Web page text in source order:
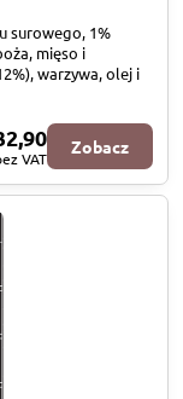
surowego, 1%
mięso i
warzywa, olej i
VAT
Zobacz